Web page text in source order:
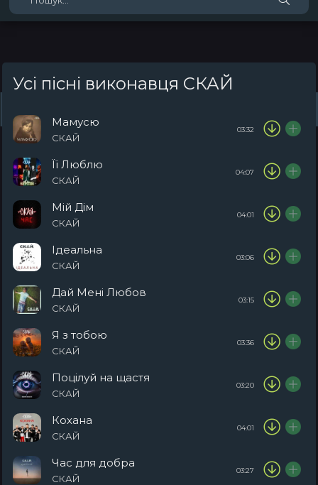
Жанри
Усі пісні виконавця СКАЙ
Мамусю
СКАЙ
03:32
Її Люблю
СКАЙ
04:07
Мій Дім
СКАЙ
04:01
Ідеальна
СКАЙ
03:06
Дай Мені Любов
СКАЙ
03:15
Я з тобою
СКАЙ
03:36
Поцілуй на щастя
СКАЙ
03:20
Кохана
СКАЙ
04:01
Час для добра
СКАЙ
03:27